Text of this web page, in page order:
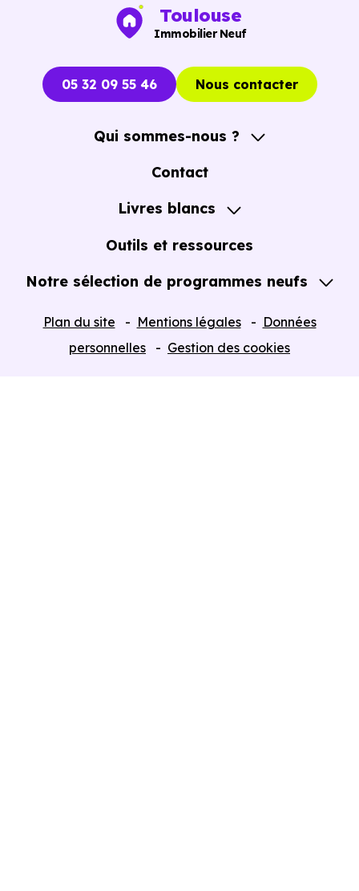
Toulouse
Immobilier Neuf
05 32 09 55 46 Nous contacter
Qui sommes-nous ?
A propos
Contact
Livres blancs
Guide de l'Achat immobilier neuf en VEFA
Outils et ressources
Notre sélection de programmes neufs
Plan du site Mentions légales
Données
personnelles
Gestion des cookies